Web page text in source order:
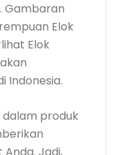
Gambaran
Elok
Elok
Indonesia.
produk